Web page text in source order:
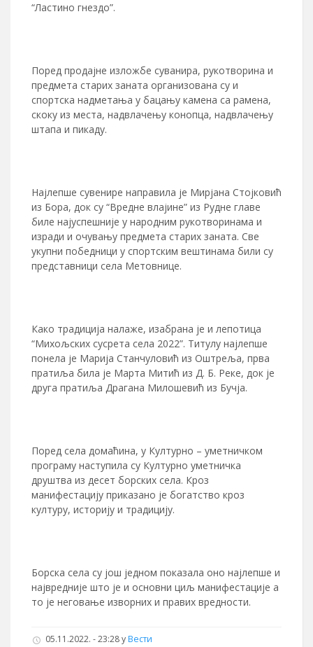
“Ластино гнездо”.
Поред продајне изложбе суванира, рукотворина и
предмета старих заната организована су и
спортска надметања у бацању камена са рамена,
скоку из места, надвлачењу конопца, надвлачењу
штапа и пикаду.
Најлепше сувенире направила је Мирјана Стојковић
из Бора, док су “Вредне влајине” из Рудне главе
биле најуспешније у народним рукотворинама и
изради и очувању предмета старих заната. Све
укупни победници у спортским вештинама били су
представници села Метовнице.
Како традиција налаже, изабрана је и лепотица
“Михољских сусрета села 2022”. Титулу најлепше
понела је Марија Станчуловић из Оштреља, прва
пратиља била је Марта Митић из Д. Б. Реке, док је
друга пратиља Драгана Милошевић из Бучја.
Поред села домаћина, у Културно – уметничком
програму наступила су Културно уметничка
друштва из десет борских села. Кроз
манифестацију приказано је богатство кроз
културу, историју и традицију.
Борска села су још једном показала оно најлепше и
највредније што је и основни циљ манифестације а
то је неговање изворних и правих вредности.
05.11.2022. - 23:28 уВести